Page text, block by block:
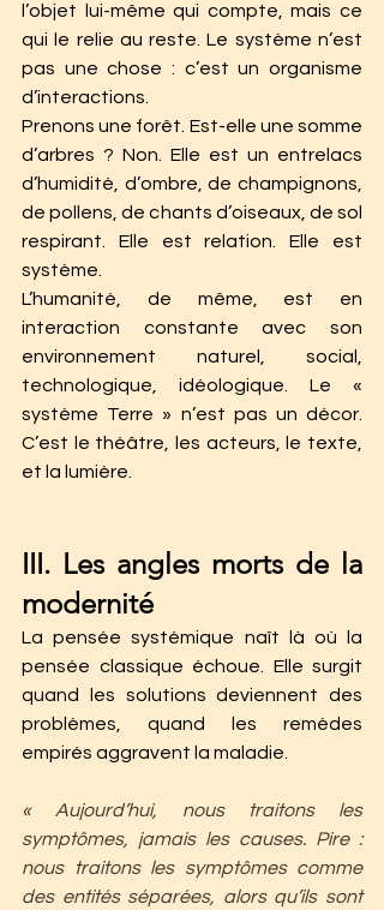
l’objet lui-même qui compte, mais ce
qui le relie au reste. Le système n’est
pas une chose : c’est un organisme
d’interactions.
Prenons une forêt. Est-elle une somme
d’arbres ? Non. Elle est un entrelacs
d’humidité, d’ombre, de champignons,
de pollens, de chants d’oiseaux, de sol
respirant. Elle est relation. Elle est
système.
L’humanité, de même, est en
interaction constante avec son
environnement naturel, social,
technologique, idéologique. Le «
système Terre » n’est pas un décor.
C’est le théâtre, les acteurs, le texte,
et la lumière.
III. Les angles morts de la
modernité
La pensée systémique naît là où la
pensée classique échoue. Elle surgit
quand les solutions deviennent des
problèmes, quand les remèdes
empirés aggravent la maladie.
« Aujourd’hui, nous traitons les
symptômes, jamais les causes. Pire :
nous traitons les symptômes comme
des entités séparées, alors qu’ils sont